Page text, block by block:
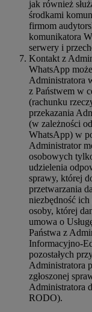
jak również
środkami
firmom
komunikatora
serwery i
Kontakt z
WhatsApp
Administratora
z Państwem w
(rachunku
przekazania
(w zależności
WhatsApp) w
Administrator
osobowych
udzielenia
sprawy, której
przetwarzania
niezbędność ich
osoby, której
umowa o
Państwa z
Informacyjno-
pozostałych
Administratora
zgłoszonej
Administratora
RODO).